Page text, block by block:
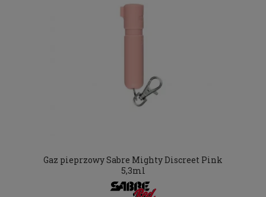
Gaz pieprzowy Sabre Mighty Discreet Pink
5,3ml